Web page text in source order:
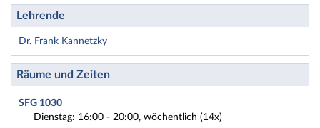
Lehrende
Dr. Frank Kannetzky
Räume und Zeiten
SFG 1030
Dienstag: 16:00 - 20:00, wöchentlich (14x)